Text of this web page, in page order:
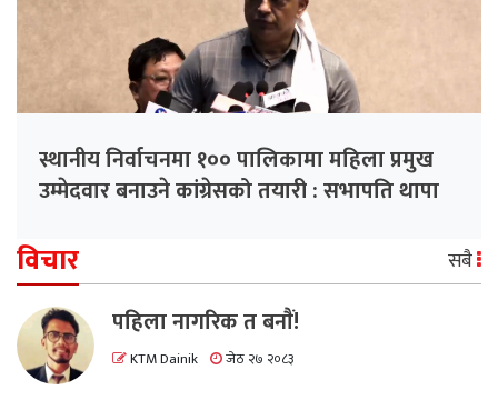
स्थानीय निर्वाचनमा १०० पालिकामा महिला प्रमुख
उम्मेदवार बनाउने कांग्रेसको तयारी : सभापति थापा
विचार सबै
पहिला नागरिक त बनाैं!
KTM Dainik जेठ २७ २०८३